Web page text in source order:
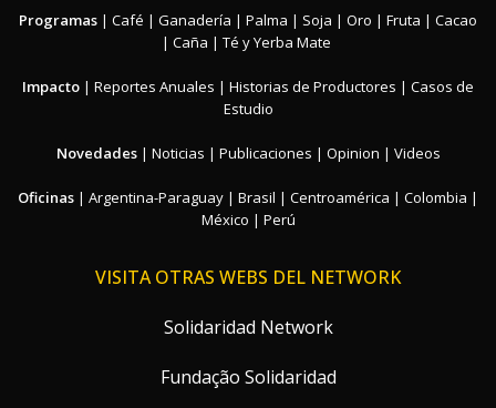
Programas | Café | Ganadería | Palma | Soja | Oro | Fruta | Cacao
| Caña | Té y Yerba Mate
Impacto | Reportes Anuales | Historias de Productores | Casos de
Estudio
Novedades| Noticias | Publicaciones | Opinion | Videos
Oficinas | Argentina-Paraguay | Brasil | Centroamérica | Colombia |
México | Perú
VISITA OTRAS WEBS DEL NETWORK
Solidaridad Network
Fundação Solidaridad